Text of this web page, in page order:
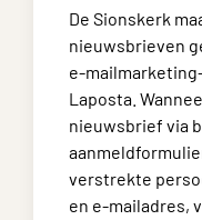
De Sionskerk
nieuwsbrieven
e-
Laposta.
nieuwsbrief via
verstrekte
en e-mailadres,